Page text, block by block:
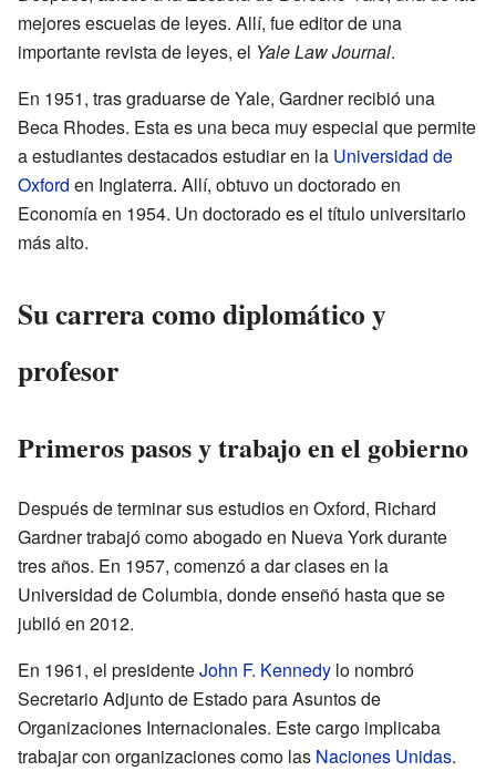
mejores escuelas de leyes. Allí, fue editor de una
importante revista de leyes, el Yale Law Journal.
En 1951, tras graduarse de Yale, Gardner recibió una
Beca Rhodes. Esta es una beca muy especial que permite
a estudiantes destacados estudiar en la Universidad de
Oxford en Inglaterra. Allí, obtuvo un doctorado en
Economía en 1954. Un doctorado es el título universitario
más alto.
Su carrera como diplomático y
profesor
Primeros pasos y trabajo en el gobierno
Después de terminar sus estudios en Oxford, Richard
Gardner trabajó como abogado en Nueva York durante
tres años. En 1957, comenzó a dar clases en la
Universidad de Columbia, donde enseñó hasta que se
jubiló en 2012.
En 1961, el presidenteJohn F. Kennedy lo nombró
Secretario Adjunto de Estado para Asuntos de
Organizaciones Internacionales. Este cargo implicaba
trabajar con organizaciones como las Naciones Unidas.